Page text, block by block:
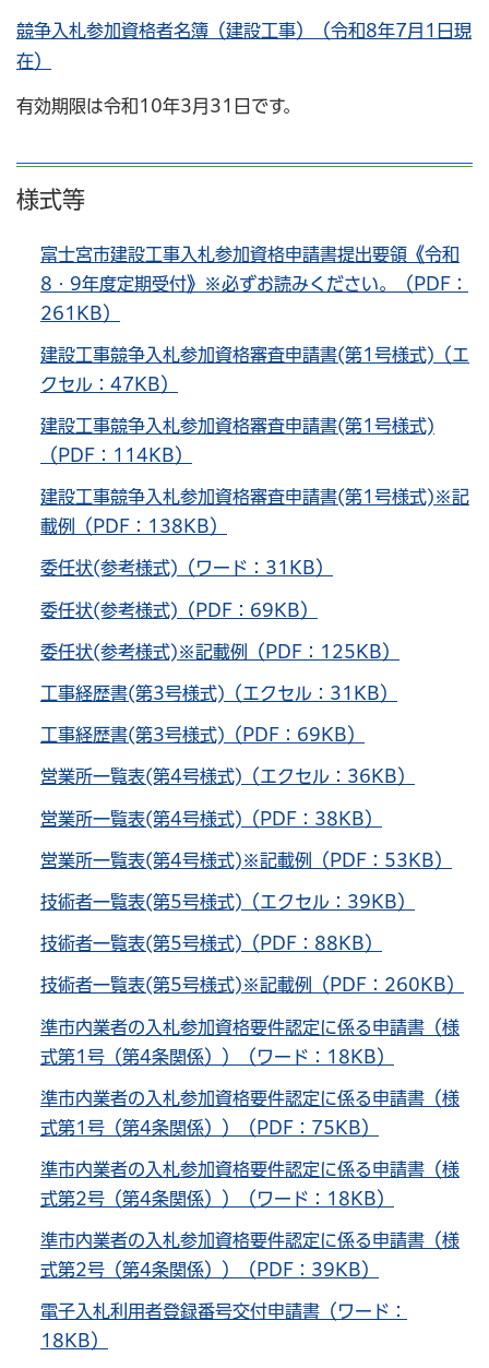
競争入札参加資格者名簿（建設工事）（令和8年7月1日現
在）
有効期限は令和10年3月31日です。
様式等
富士宮市建設工事入札参加資格申請書提出要領《令和
8・9年度定期受付》※必ずお読みください。（PDF：
261KB）
建設工事競争入札参加資格審査申請書(第1号様式)（エ
クセル：47KB）
建設工事競争入札参加資格審査申請書(第1号様式)
（PDF：114KB）
建設工事競争入札参加資格審査申請書(第1号様式)※記
載例（PDF：138KB）
委任状(参考様式)（ワード：31KB）
委任状(参考様式)（PDF：69KB）
委任状(参考様式)※記載例（PDF：125KB）
工事経歴書(第3号様式)（エクセル：31KB）
工事経歴書(第3号様式)（PDF：69KB）
営業所一覧表(第4号様式)（エクセル：36KB）
営業所一覧表(第4号様式)（PDF：38KB）
営業所一覧表(第4号様式)※記載例（PDF：53KB）
技術者一覧表(第5号様式)（エクセル：39KB）
技術者一覧表(第5号様式)（PDF：88KB）
技術者一覧表(第5号様式)※記載例（PDF：260KB）
準市内業者の入札参加資格要件認定に係る申請書（様
式第1号（第4条関係））（ワード：18KB）
準市内業者の入札参加資格要件認定に係る申請書（様
式第1号（第4条関係））（PDF：75KB）
準市内業者の入札参加資格要件認定に係る申請書（様
式第2号（第4条関係））（ワード：18KB）
準市内業者の入札参加資格要件認定に係る申請書（様
式第2号（第4条関係））（PDF：39KB）
電子入札利用者登録番号交付申請書（ワード：
18KB）